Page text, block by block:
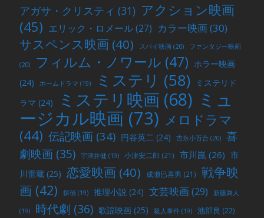
アガサ・クリスティ (31) アクション映画
(45) エリック・ロメール(27) カラー映画(30)
サスペンス映画 (40) スパイ映画 (20) ファンタジー映画
(20) フィルム・ノワール (47) ホラー映画
(24)
ホームドラマ (19) ミステリ (58)
ミステリド
ラマ (24) ミステリ映画 (68) ミュ
ージカル映画 (73) メロドラマ
(44) 伝記映画 (34) 円谷英二 (24) 吉永小百合 (20)
喜
劇映画 (35) 宇津井健 (19) 小津安二郎 (21) 市川崑 (26) 市
川雷蔵 (25) 恋愛映画 (40) 成瀬巳喜男 (21)
戦争映
画 (42) 探偵 (19) 推理小説 (24) 文芸映画(29) 新藤兼人
(19) 時代劇 (36) 歌謡映画 (25) 殺人事件 (19) 池部良 (22)